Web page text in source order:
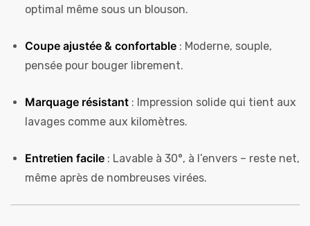
optimal même sous un blouson.
Coupe ajustée & confortable: Moderne, souple,
pensée pour bouger librement.
Marquage résistant: Impression solide qui tient aux
lavages comme aux kilomètres.
Entretien facile: Lavable à 30°, à l’envers – reste net,
même après de nombreuses virées.